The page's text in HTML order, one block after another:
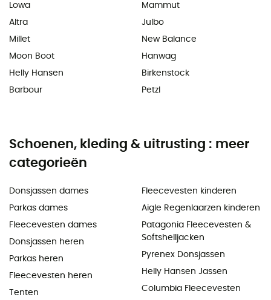
Lowa
Altra
Millet
Moon Boot
Helly Hansen
Barbour
Mammut
Julbo
New Balance
Hanwag
Birkenstock
Petzl
Schoenen, kleding & uitrusting : meer
categorieën
Donsjassen dames
Parkas dames
Fleecevesten dames
Donsjassen heren
Parkas heren
Fleecevesten heren
Tenten
Fleecevesten kinderen
Aigle Regenlaarzen kinderen
Patagonia Fleecevesten &
Softshelljacken
Pyrenex Donsjassen
Helly Hansen Jassen
Columbia Fleecevesten